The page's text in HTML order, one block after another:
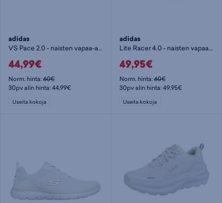
adidas
VS Pace 2.0 - naisten vapaa-ajankengät
44,99€
Norm. hinta:60€
30pv alin hinta: 44,99€
Useita kokoja
adidas
Lite Racer 4.0 - naisten vapaa-ajankengät
49,95€
Norm. hinta:60€
30pv alin hinta: 49,95€
Useita kokoja